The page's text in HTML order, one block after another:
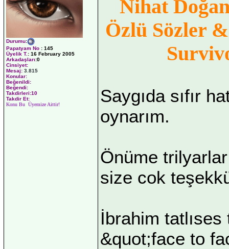
Durumu:
Papatyam No : 145
Üyelik T.: 16 February 2005
Arkadaşları:0
Cinsiyet:
Mesaj: 3.815
Konular:
Beğenildi:
Beğendi:
Takdirleri:10
Takdir Et:
Konu Bu Üyemize Aittir!
Nihat
Özlü Sözler
Saygıda sıfır
oynarım.
Önüme
size cok
İbrahim
&quot;face to